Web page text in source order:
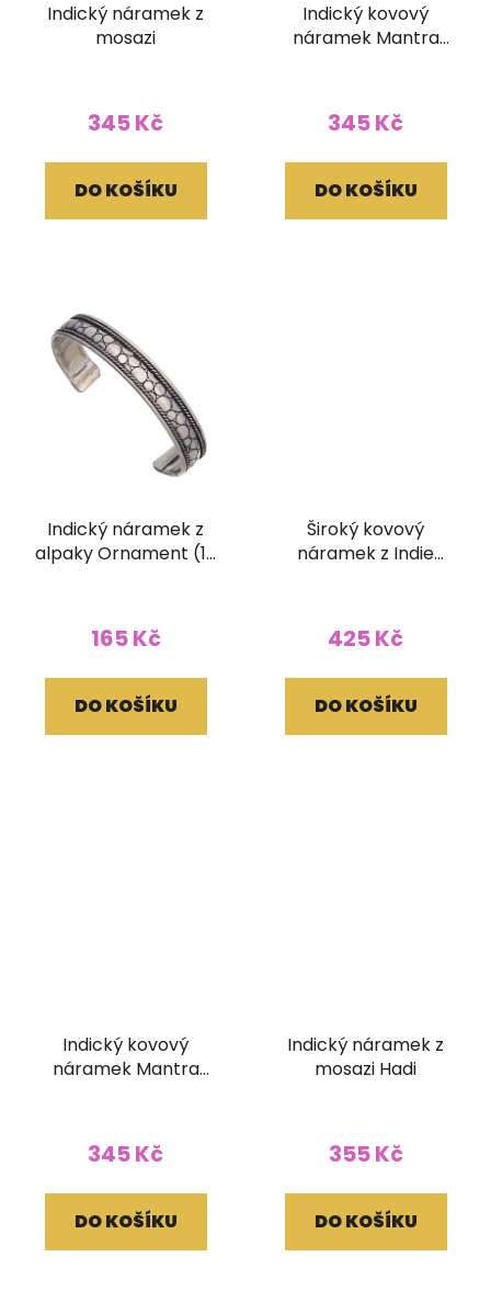
Indický náramek z
mosazi
345 Kč
DO KOŠÍKU
Indický kovový
náramek Mantra
345 Kč
DO KOŠÍKU
Indický náramek z
alpaky Ornament (10
165 Kč
DO KOŠÍKU
Široký kovový
náramek z Indie
425 Kč
DO KOŠÍKU
Indický kovový
náramek Mantra
345 Kč
DO KOŠÍKU
Indický náramek z
mosazi Hadi
355 Kč
DO KOŠÍKU